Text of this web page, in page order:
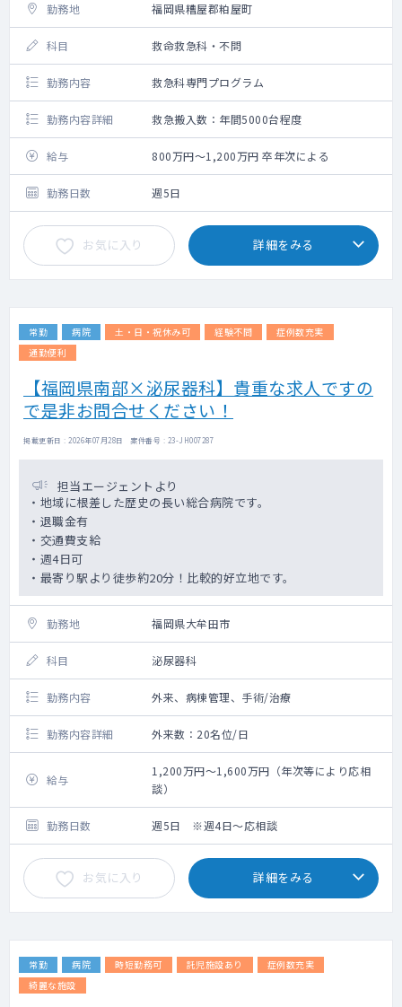
勤務地 福岡県糟屋郡粕屋町
科目 救命救急科・不問
勤務内容 救急科専門プログラム
勤務内容詳細 救急搬入数：年間5000台程度
給与 800万円～1,200万円 卒年次による
勤務日数 週5日
お気に入り 詳細をみる
常勤 病院 土・日・祝休み可 経験不問
症例数充実
通勤便利
【福岡県南部×泌尿器科】貴重な求人ですの
で是非お問合せください！
掲載更新日 : 2026年07月28日 案件番号 : 23-JH007287
担当エージェントより
・地域に根差した歴史の長い総合病院です。
・退職金有
・交通費支給
・週4日可
・最寄り駅より徒歩約20分！比較的好立地です。
勤務地 福岡県大牟田市
科目 泌尿器科
勤務内容 外来、病棟管理、手術/治療
勤務内容詳細 外来数：20名位/日
給与
1,200万円～1,600万円（年次等により応相
談）
勤務日数 週5日 ※週4日～応相談
お気に入り 詳細をみる
常勤 病院 時短勤務可 託児施設あり
症例数充実
綺麗な施設